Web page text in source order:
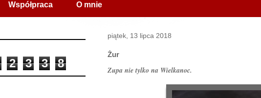
Współpraca O mnie
piątek, 13 lipca 2018
Żur
Zupa nie tylko na Wielkanoc.
2 3 3 8